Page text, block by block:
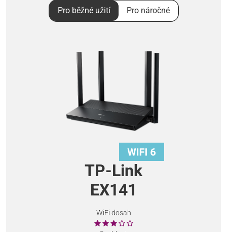
Pro běžné užití Pro náročné
TP-Link
EX141
WiFi dosah